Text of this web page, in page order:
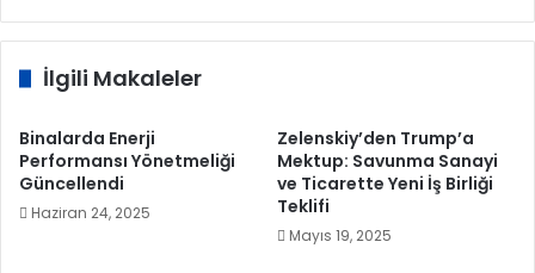
İlgili Makaleler
Binalarda Enerji
Performansı Yönetmeliği
Güncellendi
Haziran 24, 2025
Zelenskiy’den Trump’a
Mektup: Savunma Sanayi
ve Ticarette Yeni İş Birliği
Teklifi
Mayıs 19, 2025